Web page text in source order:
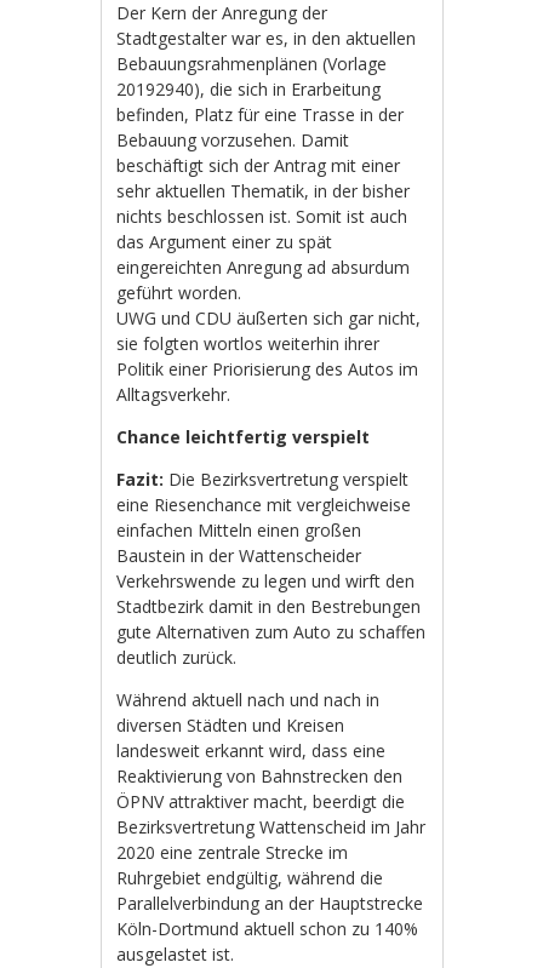
Der Kern der Anregung der
Stadtgestalter war es, in den aktuellen
Bebauungsrahmenplänen (Vorlage
20192940), die sich in Erarbeitung
befinden, Platz für eine Trasse in der
Bebauung vorzusehen. Damit
beschäftigt sich der Antrag mit einer
sehr aktuellen Thematik, in der bisher
nichts beschlossen ist. Somit ist auch
das Argument einer zu spät
eingereichten Anregung ad absurdum
geführt worden.
UWG und CDU äußerten sich gar nicht,
sie folgten wortlos weiterhin ihrer
Politik einer Priorisierung des Autos im
Alltagsverkehr.
Chance leichtfertig verspielt
Fazit: Die Bezirksvertretung verspielt
eine Riesenchance mit vergleichweise
einfachen Mitteln einen großen
Baustein in der Wattenscheider
Verkehrswende zu legen und wirft den
Stadtbezirk damit in den Bestrebungen
gute Alternativen zum Auto zu schaffen
deutlich zurück.
Während aktuell nach und nach in
diversen Städten und Kreisen
landesweit erkannt wird, dass eine
Reaktivierung von Bahnstrecken den
ÖPNV attraktiver macht, beerdigt die
Bezirksvertretung Wattenscheid im Jahr
2020 eine zentrale Strecke im
Ruhrgebiet endgültig, während die
Parallelverbindung an der Hauptstrecke
Köln-Dortmund aktuell schon zu 140%
ausgelastet ist.